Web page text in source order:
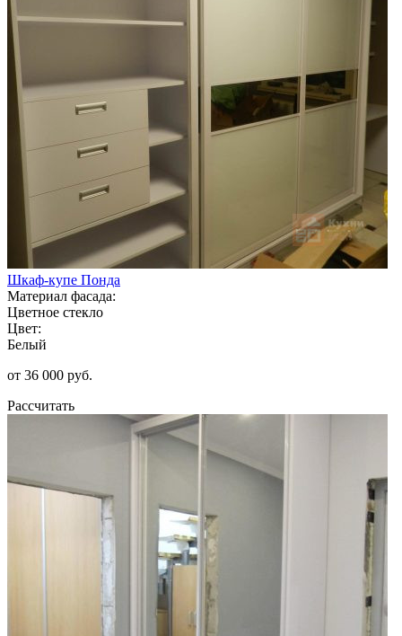
Шкаф-купе Понда
Материал фасада:
Цветное стекло
Цвет:
Белый
от 36 000 руб.
Рассчитать